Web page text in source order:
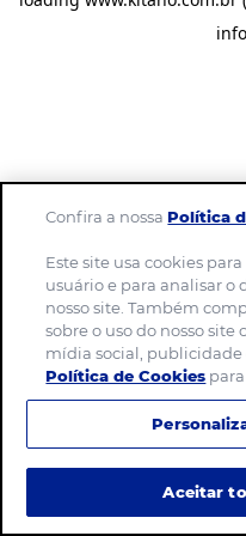
Confira a nossaPolítica
Este site usa cookies
usuário e para analisar o
nosso site. Também
sobre o uso do nosso site
mídia social, publicidade
Política de Cookies
Aceitar